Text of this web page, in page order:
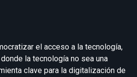
el acceso a la tecnología,
la tecnología no sea una
clave para la digitalización de